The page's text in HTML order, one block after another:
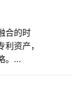
合的时
资产，
。...